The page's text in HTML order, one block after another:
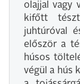
olajjal vagy
kifőtt
juhtúróval
először a
húsos
végül a hús